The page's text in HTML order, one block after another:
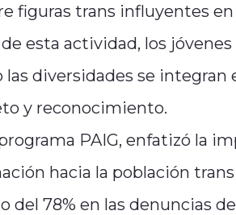
figuras trans influyentes en
esta actividad, los
diversidades se integran
y reconocimiento.
PAIG, enfatizó la
hacia la población
del 78% en las denuncias